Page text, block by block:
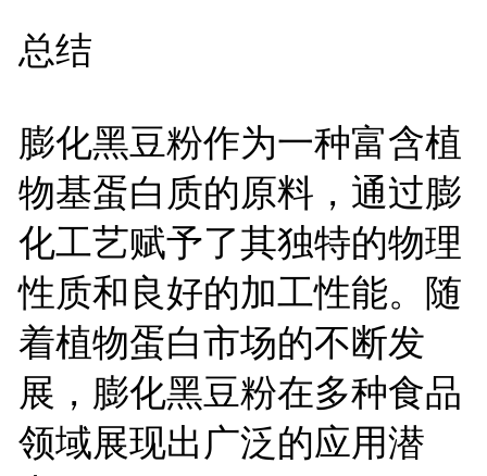
总结
膨化黑豆粉作为一种富含植
物基蛋白质的原料，通过膨
化工艺赋予了其独特的物理
性质和良好的加工性能。随
着植物蛋白市场的不断发
展，膨化黑豆粉在多种食品
领域展现出广泛的应用潜